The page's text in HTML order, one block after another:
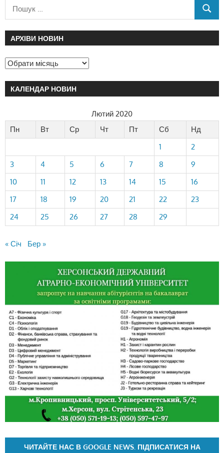
АРХІВИ НОВИН
КАЛЕНДАР НОВИН
Лютий 2020
Пн
Вт Ср Чт Пт Сб
Нд
1
2
3
4 5 6 7 8
9
10
11 12 13 14 15
16
17
18 19 20 21 22
23
24
25 26 27 28 29
« Січ Бер »
ЧИТАЙТЕ НАС В GOOGLE NEWS. ПІДПИСАТИСЯ НА